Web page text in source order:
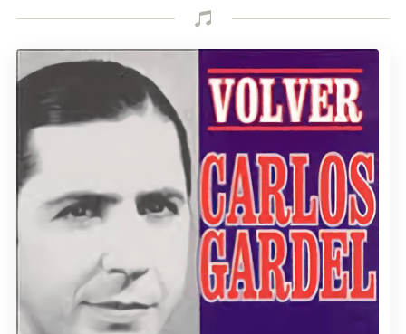
